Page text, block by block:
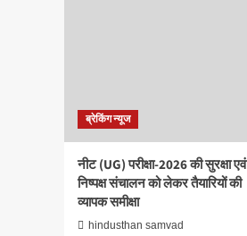
ब्रेकिंग न्यूज
नीट (UG) परीक्षा-2026 की सुरक्षा एवं
निष्पक्ष संचालन को लेकर तैयारियों की
व्यापक समीक्षा
hindusthan samvad